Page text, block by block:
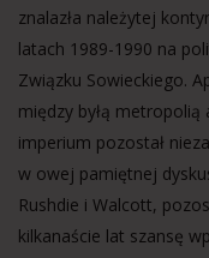
znalazła należytej
latach 1989-1990 na
Związku Sowieckiego.
między byłą
imperium pozostał
w owej pamiętnej
Rushdie i Walcott,
kilkanaście lat szansę